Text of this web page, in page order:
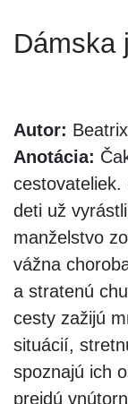
Dámska
Autor:
Anotácia:
cestovateliek.
deti už
manželstvo
vážna
a stratenú
cesty zažijú
situácií,
spoznajú ich
prejdú